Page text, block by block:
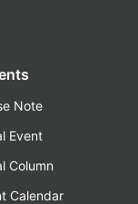
Note
Event
Column
Calendar